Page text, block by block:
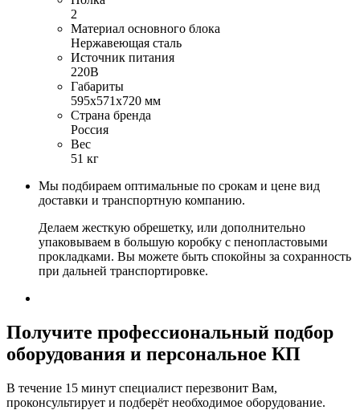
2
Материал основного блока
Нержавеющая сталь
Источник питания
220В
Габариты
595х571х720 мм
Страна бренда
Россия
Вес
51 кг
Мы подбираем оптимальные по срокам и цене вид
доставки и транспортную компанию.
Делаем жесткую обрешетку, или дополнительно
упаковываем в большую коробку с пенопластовыми
прокладками. Вы можете быть спокойны за сохранность
при дальней транспортировке.
Получите профессиональный подбор
оборудования и персональное КП
В течение 15 минут специалист перезвонит Вам,
проконсультирует и подберёт необходимое оборудование.